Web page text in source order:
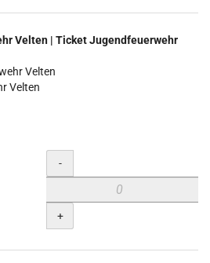
Velten | Ticket Jugendfeuerwehr
Velten
Velten
Menge
-
+